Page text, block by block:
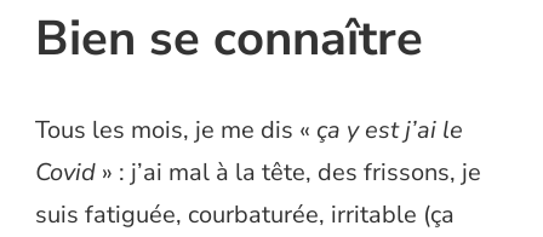
Bien se connaître
Tous les mois, je me dis « ça y est j’ai le
Covid » : j’ai mal à la tête, des frissons, je
suis fatiguée, courbaturée, irritable (ça